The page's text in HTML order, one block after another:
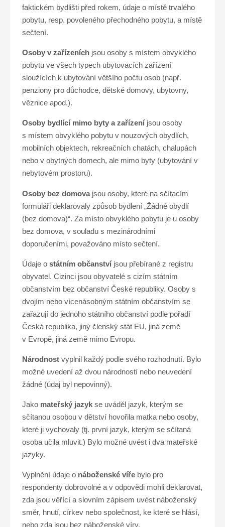
faktickém bydlišti před rokem, údaje o místě trvalého
pobytu, resp. povoleného přechodného pobytu, a místě
sečtení.
Osoby v zařízeních jsou osoby s místem obvyklého
pobytu ve všech typech ubytovacích zařízení
sloužících k ubytování většího počtu osob (např.
penziony pro důchodce, dětské domovy, ubytovny,
věznice apod.).
Osoby bydlící mimo byty a zařízeníjsou osoby
s místem obvyklého pobytu v nouzových obydlích,
mobilních objektech, rekreačních chatách, chalupách
nebo v obytných domech, ale mimo byty (ubytování v
nebytovém prostoru).
Osoby bez domovajsou osoby, které na sčítacím
formuláři deklarovaly způsob bydlení „Žádné obydlí
(bez domova)“. Za místo obvyklého pobytu je u osoby
bez domova, v souladu s mezinárodními
doporučeními, považováno místo sečtení.
Údaje o státním občanstvíjsou přebírané z registru
obyvatel. Cizinci jsou obyvatelé s cizím státním
občanstvím bez občanství České republiky. Osoby s
dvojím nebo vícenásobným státním občanstvím se
zařazují do jednoho státního občanství podle pořadí
Česká republika, jiný členský stát EU, jiná země
v Evropě, jiná země mimo Evropu.
Národnost vyplnil každý podle svého rozhodnutí. Bylo
možné uvedení až dvou národností nebo neuvedení
žádné (údaj byl nepovinný).
Jako mateřský jazyk se uváděl jazyk, kterým se
sčítanou osobou v dětství hovořila matka nebo osoby,
které ji vychovaly (tj. první jazyk, kterým se sčítaná
osoba učila mluvit.) Bylo možné uvést i dva mateřské
jazyky.
Vyplnění údaje o náboženské víře bylo pro
respondenty dobrovolné a v odpovědi mohli deklarovat,
zda jsou věřící a slovním zápisem uvést náboženský
směr, hnutí, církev nebo společnost, ke které se hlásí,
nebo zda jsou bez náboženské víry.